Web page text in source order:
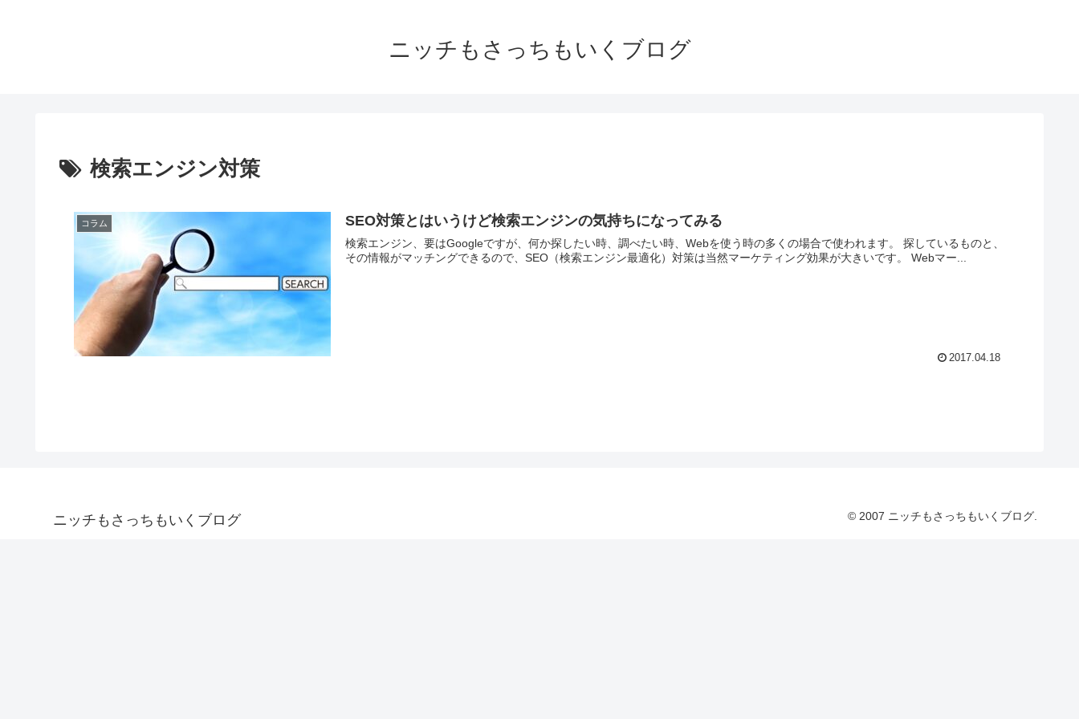
ニッチもさっちもいくブログ
検索エンジン対策
コラム SEO対策とはいうけど検索エンジンの気持ちになってみる
検索エンジン、要はGoogleですが、何か探したい時、調べたい時、Webを使う時の多くの場合で使われます。 探しているものと、
その情報がマッチングできるので、SEO（検索エンジン最適化）対策は当然マーケティング効果が大きいです。 Webマー...
2017.04.18
ニッチもさっちもいくブログ © 2007 ニッチもさっちもいくブログ.